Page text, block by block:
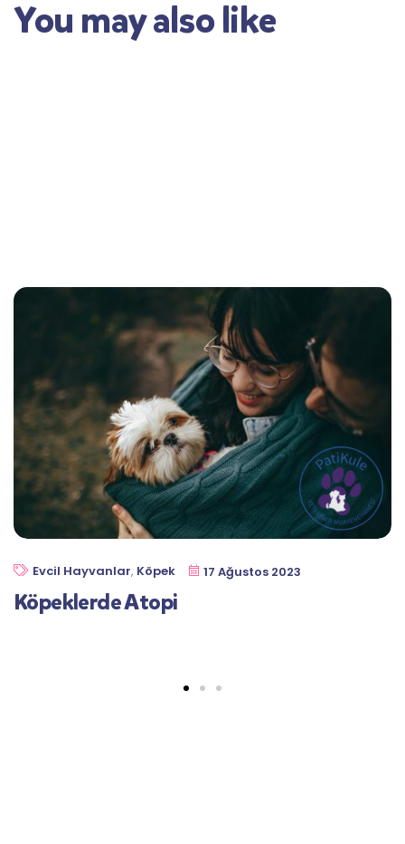
You may also like
Köpeklerde Atopi
Evcil Hayvanlar, Köpek 17 Ağustos 2023